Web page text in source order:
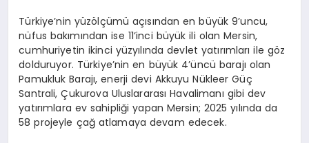
Türkiye’nin yüzölçümü açısından en büyük 9’uncu,
nüfus bakımından ise 11’inci büyük ili olan Mersin,
cumhuriyetin ikinci yüzyılında devlet yatırımları ile göz
dolduruyor. Türkiye’nin en büyük 4’üncü barajı olan
Pamukluk Barajı, enerji devi Akkuyu Nükleer Güç
Santrali, Çukurova Uluslararası Havalimanı gibi dev
yatırımlara ev sahipliği yapan Mersin; 2025 yılında da
58 projeyle çağ atlamaya devam edecek.